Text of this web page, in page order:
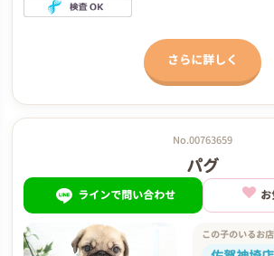
さらに詳しく
No.00763659
パグ
ラインで問い合わせ
この子のいるお店